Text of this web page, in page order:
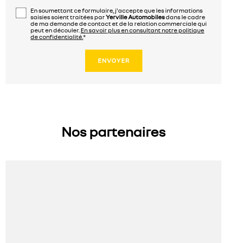
En soumettant ce formulaire, j'accepte que les informations
saisies soient traitées parYerville Automobilesdans le cadre
de ma demande de contact et de la relation commerciale qui
peut en découler. En savoir plus en consultant notre politique
de confidentialité.*
Nos partenaires